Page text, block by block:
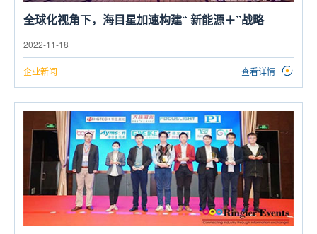
全球化视角下，海目星加速构建“ 新能源＋”战略
2022-11-18
企业新闻 查看详情